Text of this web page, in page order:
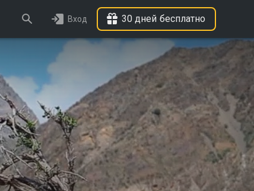
Вход 30 дней бесплатно